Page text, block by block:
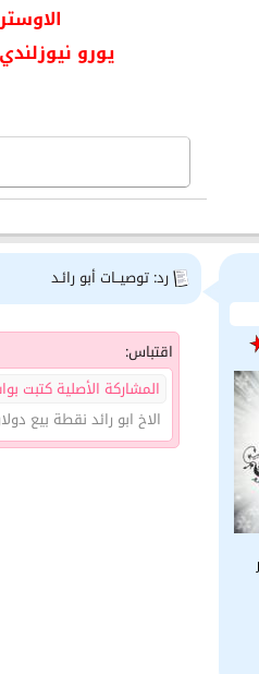
يورو نيوزلندي
رد: توصيــات أبو رائـد
اقتباس:
المشاركة الأصلية كتبت
الاخ ابو رائد نقطة بيع دولار ين ماتزال